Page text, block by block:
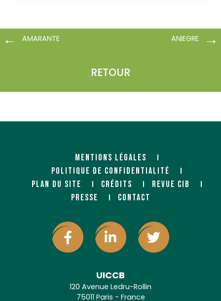
AMARANTE
RETOUR
ANIEGRE
MENTIONS LÉGALES
POLITIQUE DE CONFIDENTIALITÉ
PLAN DU SITE
CRÉDITS
REVUE CIB
PRESSE
CONTACT
UICCB
120 Avenue Ledru-Rollin
75011 Paris - France